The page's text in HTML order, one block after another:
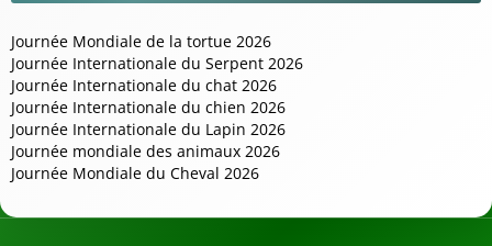
Journée Mondiale de la tortue 2026
Journée Internationale du Serpent 2026
Journée Internationale du chat 2026
Journée Internationale du chien 2026
Journée Internationale du Lapin 2026
Journée mondiale des animaux 2026
Journée Mondiale du Cheval 2026